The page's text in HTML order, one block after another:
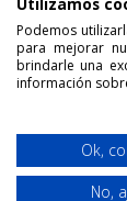
de La
Podemos
para mejorar
brindarle una
información
Ok,
No,